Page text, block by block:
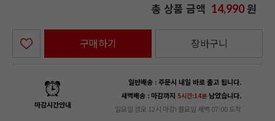
총 상품 금액 14,990 원
구매하기 장바구니
마감시간안내
일반배송 : 주문시 내일 바로 출고 됩니다.
새벽배송 : 마감까지 5시간:14분남았습니다.
일요일 정오 12시 마감! 월요일 새벽 07:00 도착